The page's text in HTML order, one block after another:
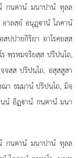
กนฺตานํ มนาปานํ ทุลฺล
าลสฺยํ อนุฏฺานํ โภคานํ
ปายกิริยา อาโรคฺยสฺส
พฺรหฺมจริยสฺส ปริปนฺโถ,
จฺจสฺสปริปนฺโถ, อสุสฺสูสา
า ธมฺมานํ ปริปนฺโถ, มิจฺ
นํ อิฏฺานํ กนฺตานํ มนา
กนฺตานํ มนาปานํ ทุลฺล